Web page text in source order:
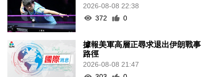
2026-08-08 22:38
372
0
據報美軍高層正尋求退出伊朗戰事
路徑
2026-08-08 21:47